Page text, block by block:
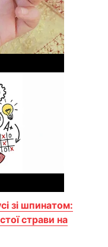
зі шпинатом:
страви на